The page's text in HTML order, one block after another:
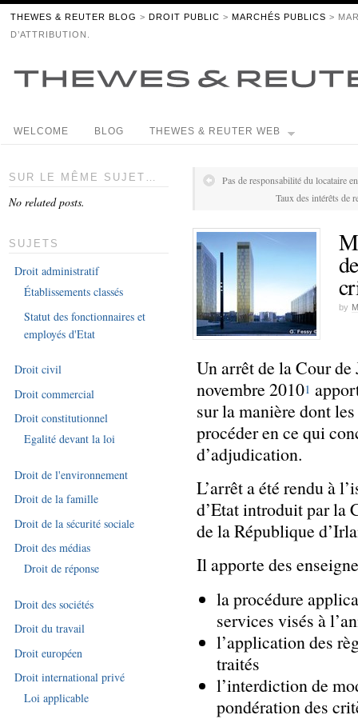
THEWES & REUTER BLOG > DROIT PUBLIC > MARCHÉS PUBLICS >
D’ATTRIBUTION.
WELCOME BLOG THEWES & REUTER WEB
Pas de responsabilité du locataire
Taux des intérêts de
by
Un arrêt de la Cour de
novembre 20101
sur la manière dont
procéder en ce qui
d’adjudication.
L’arrêt a été rendu à
d’Etat introduit par la
de la République
Il apporte des
la procédure
services visés à
l’application des
traités
l’interdiction de
pondération des
SUR LE MÊME SUJET…
No related posts.
SUJETS
Droit administratif
Établissements classés
Statut des fonctionnaires et
employés d'Etat
Droit civil
Droit commercial
Droit constitutionnel
Egalité devant la loi
Droit de l'environnement
Droit de la famille
Droit de la sécurité sociale
Droit des médias
Droit de réponse
Droit des sociétés
Droit du travail
Droit européen
Droit international privé
Loi applicable